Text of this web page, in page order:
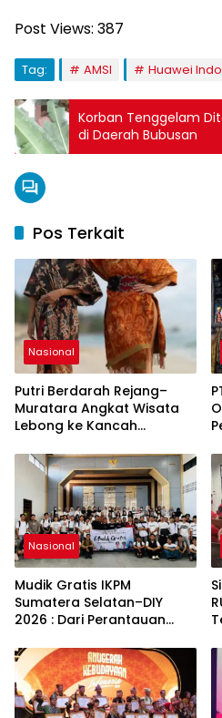
Post Views: 387
Tag: AMSI Huawei
Korban Tenggelam
di Daerah Bubusan
Pos Terkait
Nasional
Putri Berdarah Rejang–
Muratara Angkat Wisata
Lebong ke Kancah
Nasional
Mudik Gratis IKPM
Sumatera Selatan–DIY
2026 : Dari Perantauan
Halaman, Menguatkan
Silaturahmi dan Harapan